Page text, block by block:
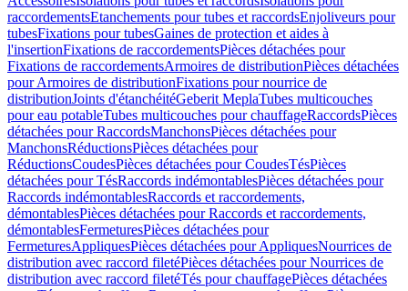
raccordementsEtanchements pour tubes et raccordsEnjoliveurs pour
tubesFixations pour tubesGaines de protection et aides à
l'insertionFixations de raccordementsPièces détachées pour
Fixations de raccordementsArmoires de distributionPièces détachées
pour Armoires de distributionFixations pour nourrice de
distributionJoints d'étanchéitéGeberit MeplaTubes multicouches
pour eau potableTubes multicouches pour chauffageRaccordsPièces
détachées pour RaccordsManchonsPièces détachées pour
ManchonsRéductionsPièces détachées pour
RéductionsCoudesPièces détachées pour CoudesTésPièces
détachées pour TésRaccords indémontablesPièces détachées pour
Raccords indémontablesRaccords et raccordements,
démontablesPièces détachées pour Raccords et raccordements,
démontablesFermeturesPièces détachées pour
FermeturesAppliquesPièces détachées pour AppliquesNourrices de
distribution avec raccord filetéPièces détachées pour Nourrices de
distribution avec raccord filetéTés pour chauffagePièces détachées